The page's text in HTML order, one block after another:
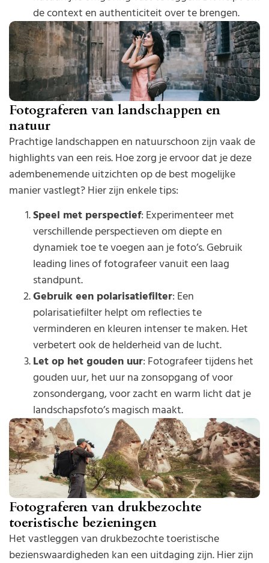
de context en authenticiteit over te brengen.
Fotograferen van landschappen en
natuur
Prachtige landschappen en natuurschoon zijn vaak de
highlights van een reis. Hoe zorg je ervoor dat je deze
adembenemende uitzichten op de best mogelijke
manier vastlegt? Hier zijn enkele tips:
Speel met perspectief: Experimenteer met
verschillende perspectieven om diepte en
dynamiek toe te voegen aan je foto’s. Gebruik
leading lines of fotografeer vanuit een laag
standpunt.
Gebruik een polarisatiefilter: Een
polarisatiefilter helpt om reflecties te
verminderen en kleuren intenser te maken. Het
verbetert ook de helderheid van de lucht.
Let op het gouden uur: Fotografeer tijdens het
gouden uur, het uur na zonsopgang of voor
zonsondergang, voor zacht en warm licht dat je
landschapsfoto’s magisch maakt.
Fotograferen van drukbezochte
toeristische bezieningen
Het vastleggen van drukbezochte toeristische
bezienswaardigheden kan een uitdaging zijn. Hier zijn